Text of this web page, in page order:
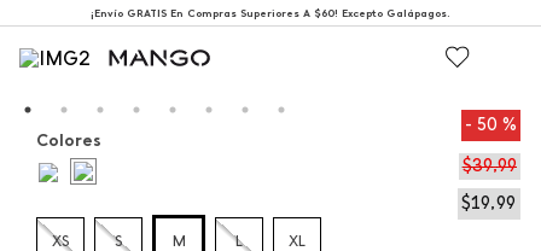
¡Envío GRATIS En Compras Superiores A $60! Excepto Galápagos.
50 %
$39,99
$19,99
Colores
XS S M L XL